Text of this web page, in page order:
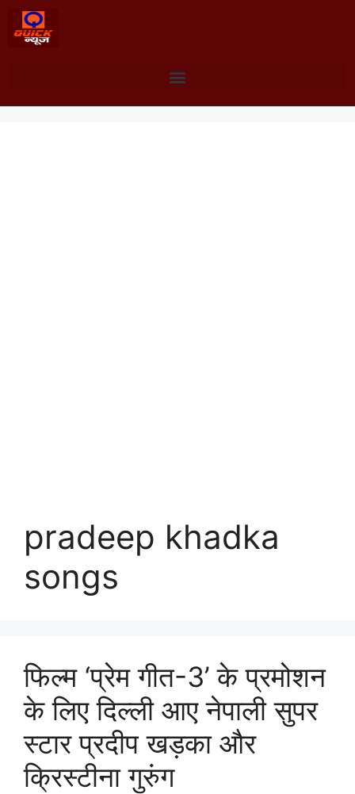
pradeep khadka
songs
फिल्म ‘प्रेम गीत-3’ के प्रमोशन
के लिए दिल्ली आए नेपाली सुपर
स्टार प्रदीप खड़का और
क्रिस्टीना गुरुंग